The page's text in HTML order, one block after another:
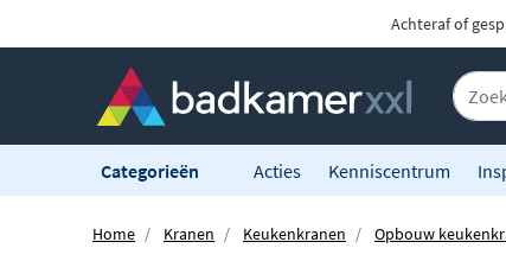
Achteraf of
Categorieën Acties Kenniscentrum
Home Kranen Keukenkranen Opbouw